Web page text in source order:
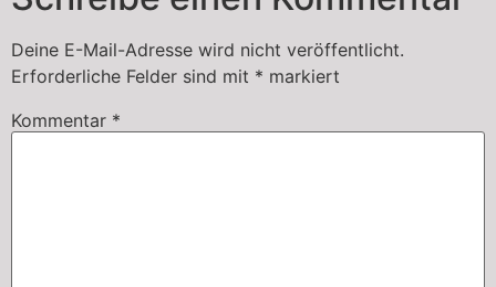
Deine E-Mail-Adresse wird nicht veröffentlicht.
Erforderliche Felder sind mit * markiert
Kommentar *